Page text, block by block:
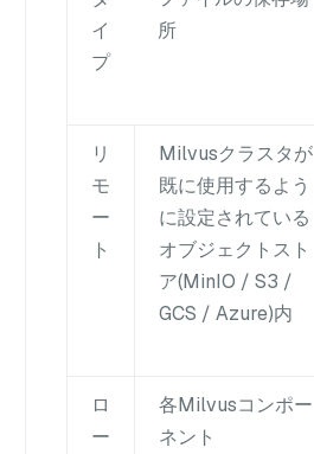
イ
プ
所
リ
モ
ー
ト
Milvusクラスタが
既に使用するよう
に設定されている
オブジェクトスト
ア(MinIO / S3 /
GCS / Azure)内
ロ
ー
各Milvusコンポー
ネント